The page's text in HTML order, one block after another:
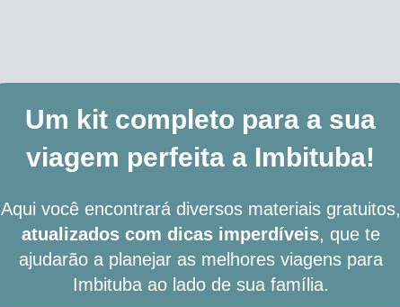
Um kit completo para a sua
viagem perfeita a Imbituba!
Aqui você encontrará diversos materiais gratuitos,
atualizados com dicas imperdíveis, que te
ajudarão a planejar as melhores viagens para
Imbituba ao lado de sua família.